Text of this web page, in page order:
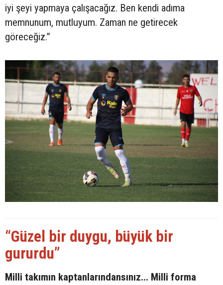
iyi şeyi yapmaya çalışacağız. Ben kendi adıma
memnunum, mutluyum. Zaman ne getirecek
göreceğiz.”
“Güzel bir duygu, büyük bir
gururdu”
Milli takımın kaptanlarındansınız... Milli forma